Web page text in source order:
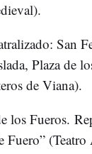
San
Plaza de
de Viana).
los Fueros.
Fuero”